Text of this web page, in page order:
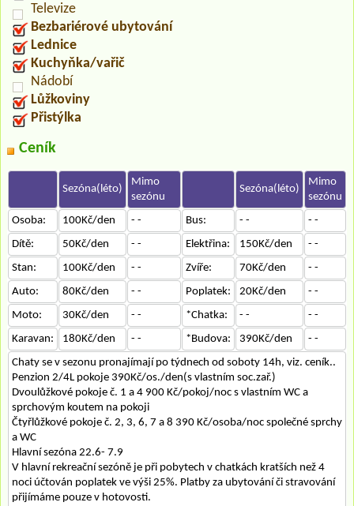
Televize
Bezbariérové ubytování
Lednice
Kuchyňka/vařič
Nádobí
Lůžkoviny
Přistýlka
Ceník
Sezóna(léto)
Mimo
sezónu
Sezóna(léto)
Mimo
sezónu
Osoba:
100Kč/den - - Bus: - -
- -
Dítě:
50Kč/den - - Elektřina: 150Kč/den
- -
Stan:
100Kč/den - - Zvíře: 70Kč/den
- -
Auto:
80Kč/den - - Poplatek: 20Kč/den
- -
Moto:
30Kč/den - - *Chatka: - -
- -
Karavan:
180Kč/den - - *Budova: 390Kč/den
- -
Chaty se v sezonu pronajímají po týdnech od soboty 14h, viz. ceník..
Penzion 2/4L pokoje 390Kč/os./den(s vlastním soc.zař.)
Dvoulůžkové pokoje č. 1 a 4 900 Kč/pokoj/noc s vlastním WC a
sprchovým koutem na pokoji
Čtyřlůžkové pokoje č. 2, 3, 6, 7 a 8 390 Kč/osoba/noc společné sprchy
a WC
Hlavní sezóna 22.6- 7.9
V hlavní rekreační sezóně je při pobytech v chatkách kratších než 4
noci účtován poplatek ve výši 25%. Platby za ubytování či stravování
přijímáme pouze v hotovosti.